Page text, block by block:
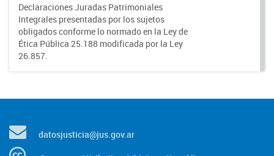
Declaraciones Juradas Patrimoniales
Integrales presentadas por los sujetos
obligados conforme lo normado en la Ley de
Ética Pública 25.188 modificada por la Ley
26.857.
datosjusticia@jus.gov.ar